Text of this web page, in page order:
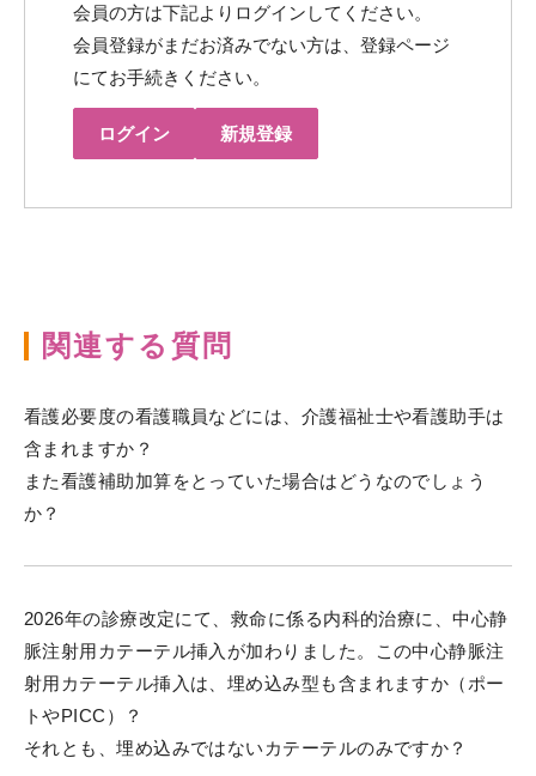
会員の方は下記よりログインしてください。
会員登録がまだお済みでない方は、登録ページ
にてお手続きください。
ログイン 新規登録
関連する質問
看護必要度の看護職員などには、介護福祉士や看護助手は
含まれますか？
また看護補助加算をとっていた場合はどうなのでしょう
か？
2026年の診療改定にて、救命に係る内科的治療に、中心静
脈注射用カテーテル挿入が加わりました。この中心静脈注
射用カテーテル挿入は、埋め込み型も含まれますか（ポー
トやPICC）？
それとも、埋め込みではないカテーテルのみですか？